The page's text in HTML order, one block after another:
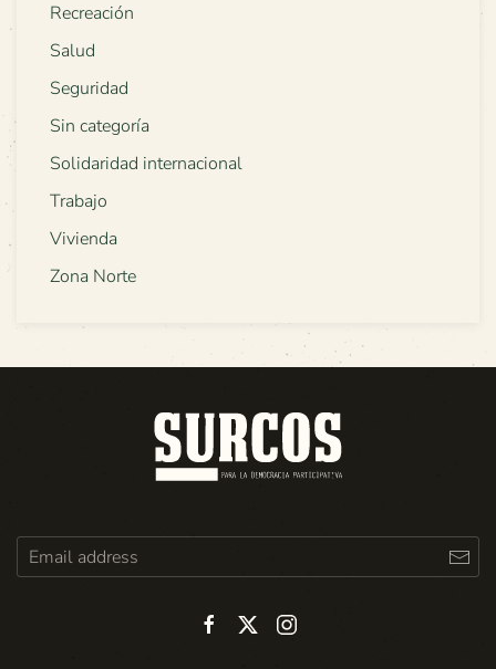
Recreación
Salud
Seguridad
Sin categoría
Solidaridad internacional
Trabajo
Vivienda
Zona Norte